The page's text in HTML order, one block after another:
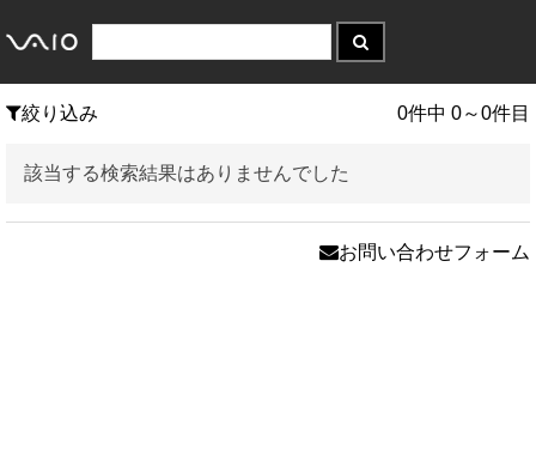
絞り込み 0件中 0～0件目
該当する検索結果はありませんでした
お問い合わせフォーム